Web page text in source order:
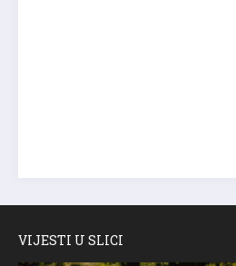
VIJESTI U SLICI